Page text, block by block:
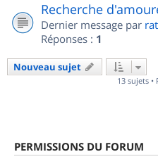
Recherche
Dernier message par
Réponses : 1
Nouveau sujet
13 sujets •
PERMISSIONS DU FORUM